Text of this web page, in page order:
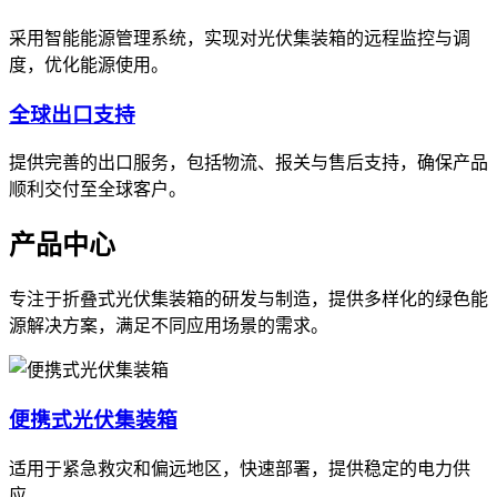
采用智能能源管理系统，实现对光伏集装箱的远程监控与调
度，优化能源使用。
全球出口支持
提供完善的出口服务，包括物流、报关与售后支持，确保产品
顺利交付至全球客户。
产品中心
专注于折叠式光伏集装箱的研发与制造，提供多样化的绿色能
源解决方案，满足不同应用场景的需求。
便携式光伏集装箱
适用于紧急救灾和偏远地区，快速部署，提供稳定的电力供